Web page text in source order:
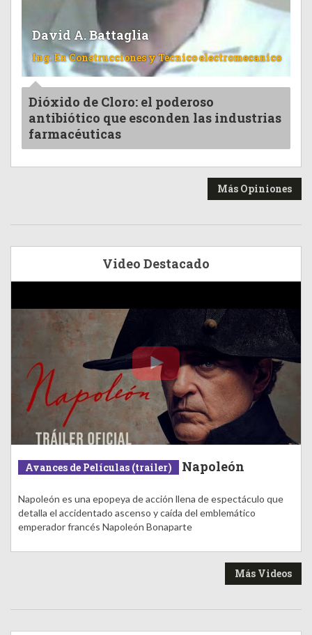
David A. Battaglia
Ing. En Construcciones y Tecnico electromecanico
Dióxido de Cloro: el poderoso
antibiótico que esconden las industrias
farmacéuticas
Más Opiniones
Video Destacado
Avances de Películas (trailer) Napoleón
Napoleón es una epopeya de acción llena de espectáculo que
detalla el accidentado ascenso y caída del emblemático
emperador francés Napoleón Bonaparte
Más Videos